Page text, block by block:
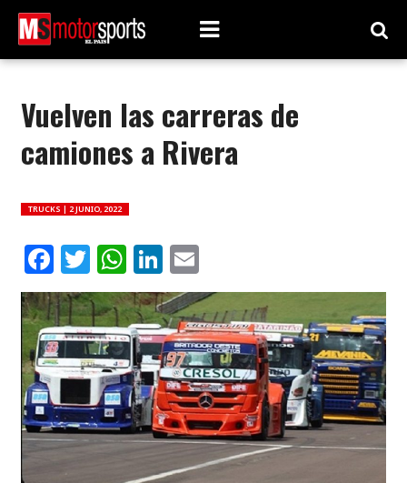
Vuelven las carreras de
camiones a Rivera
TRUCKS | 2 JUNIO, 2022
Facebook
Twitter
WhatsApp
LinkedIn
Email